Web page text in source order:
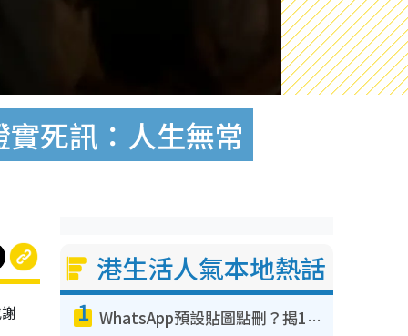
死訊：人生無常
港生活人氣本地熱話
1 WhatsApp預設貼圖點刪？揭1招「反向操作」還原簡潔介面 附3步實測教學